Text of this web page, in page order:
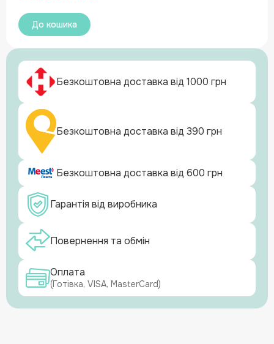
До кошика
Безкоштовна доставка від 1000 грн
Безкоштовна доставка від 390 грн
Безкоштовна доставка від 600 грн
Гарантія від виробника
Повернення та обмін
Оплата
(Готівка, VISA, MasterCard)